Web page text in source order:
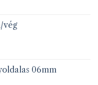
Ft
vég
06mm